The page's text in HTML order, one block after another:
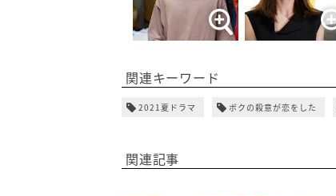
関連キーワード
2021夏ドラマ ボクの殺意が恋をした
関連記事